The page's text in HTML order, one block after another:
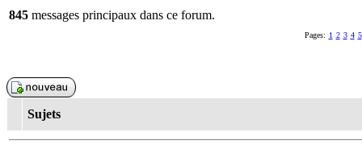
845 messages principaux dans ce forum.
Pages: 1 2 3 4 5
Sujets